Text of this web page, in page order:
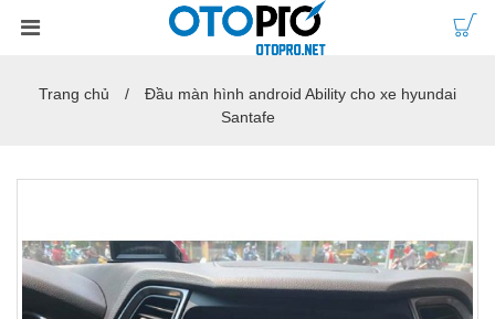
Trang chủ
Đầu màn hình android Ability cho xe hyundai
Santafe